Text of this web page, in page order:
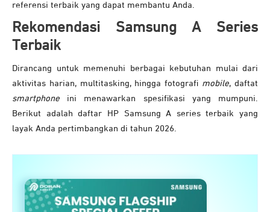
referensi terbaik yang dapat membantu Anda.
Rekomendasi Samsung A Series
Terbaik
Dirancang untuk memenuhi berbagai kebutuhan mulai dari
aktivitas harian, multitasking, hingga fotografi mobile, daftat
smartphone ini menawarkan spesifikasi yang mumpuni.
Berikut adalah daftar HP Samsung A series terbaik yang
layak Anda pertimbangkan di tahun 2026.